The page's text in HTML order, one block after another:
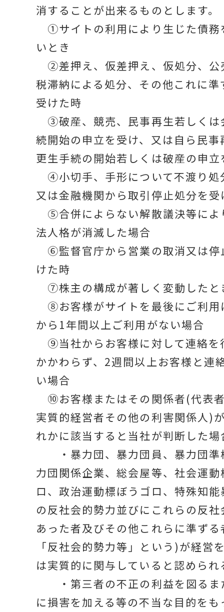
消することが出来るものとします。
①サイトの利用により生じた債務
いとき
②差押え、仮差押え、仮処分、公
税滞納による処分、その他これに
受けた時
③破産、競売、民事再生若しくは
続開始の申立を受け、又は自ら民
更生手続の開始若しくは破産の申
④小切手、手形について不渡り処
又は金融機関から取引停止処分を
⑤合併によらない解散議決等によ
法人格が消滅した場合
⑥監督官庁から営業の取消又は停
けた時
⑦株主の構成が著しく変動したと
⑧お客様がサイトを最後にご利用
から1年間以上ご利用がない場合
⑨当社からお客様に対して連絡を
かかわらず、2週間以上お客様と連
い場合
⑩お客様またはその関係者(代表
実質的経営者その他の利害関係人)
れかに該当すると当社が判断した場
・暴力団、暴力団員、暴力団準
力団関係企業、総会屋等、社会運
ロ、政治運動標ぼうゴロ、特殊知
の反社会的勢力並びにこれらの反
あった者及びその他これらに準ず
「反社会的勢力等」という)が経営
は実質的に関与していると認めら
・第三者の不正の利益を図るま
に損害を加える等の不当な目的をも